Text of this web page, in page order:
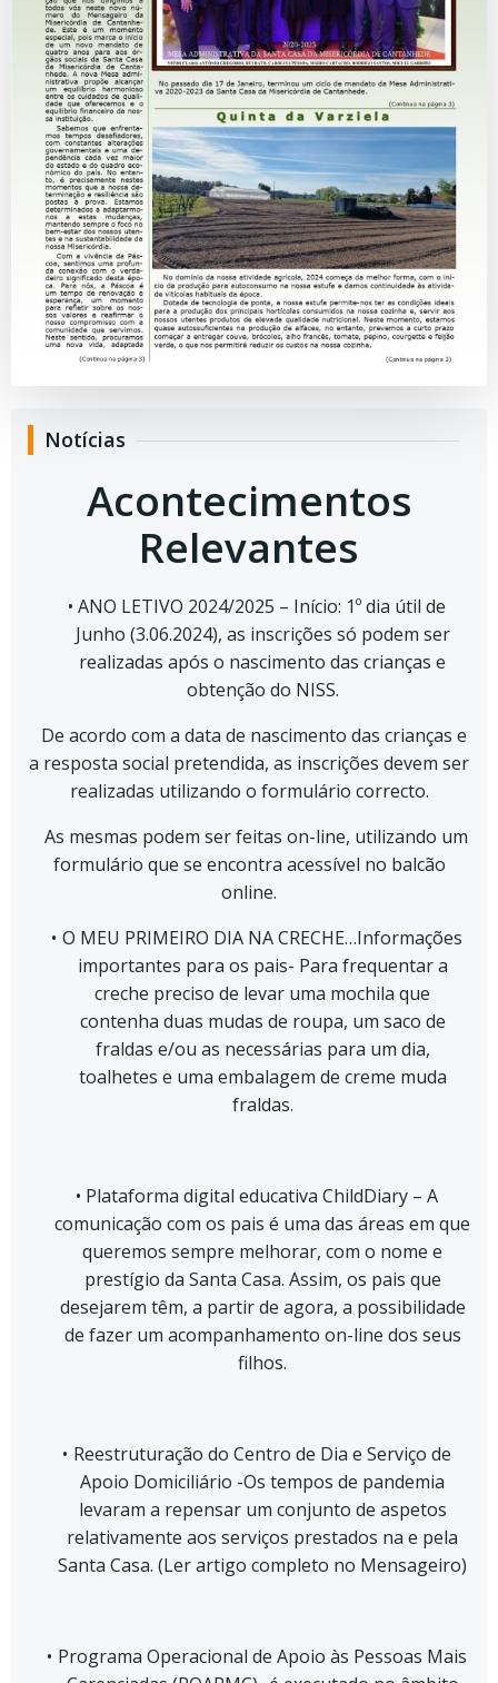
Notícias
Acontecimentos
Relevantes
ANO LETIVO 2024/2025 – Início: 1º dia útil de
Junho (3.06.2024), as inscrições só podem ser
realizadas após o nascimento das crianças e
obtenção do NISS.
De acordo com a data de nascimento das crianças e
a resposta social pretendida, as inscrições devem ser
realizadas utilizando o formulário correcto.
As mesmas podem ser feitas on-line, utilizando um
formulário que se encontra acessível no balcão
online.
O MEU PRIMEIRO DIA NA CRECHE…Informações
importantes para os pais- Para frequentar a
creche preciso de levar uma mochila que
contenha duas mudas de roupa, um saco de
fraldas e/ou as necessárias para um dia,
toalhetes e uma embalagem de creme muda
fraldas.
Plataforma digital educativa ChildDiary – A
comunicação com os pais é uma das áreas em que
queremos sempre melhorar, com o nome e
prestígio da Santa Casa. Assim, os pais que
desejarem têm, a partir de agora, a possibilidade
de fazer um acompanhamento on-line dos seus
filhos.
Reestruturação do Centro de Dia e Serviço de
Apoio Domiciliário -Os tempos de pandemia
levaram a repensar um conjunto de aspetos
relativamente aos serviços prestados na e pela
Santa Casa. (Ler artigo completo no Mensageiro)
Programa Operacional de Apoio às Pessoas Mais